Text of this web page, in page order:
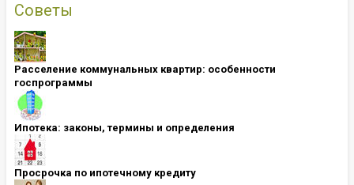
Советы
Расселение коммунальных квартир: особенности
госпрограммы
Ипотека: ​​​​​​​законы, термины и определения
Просрочка по ипотечному кредиту